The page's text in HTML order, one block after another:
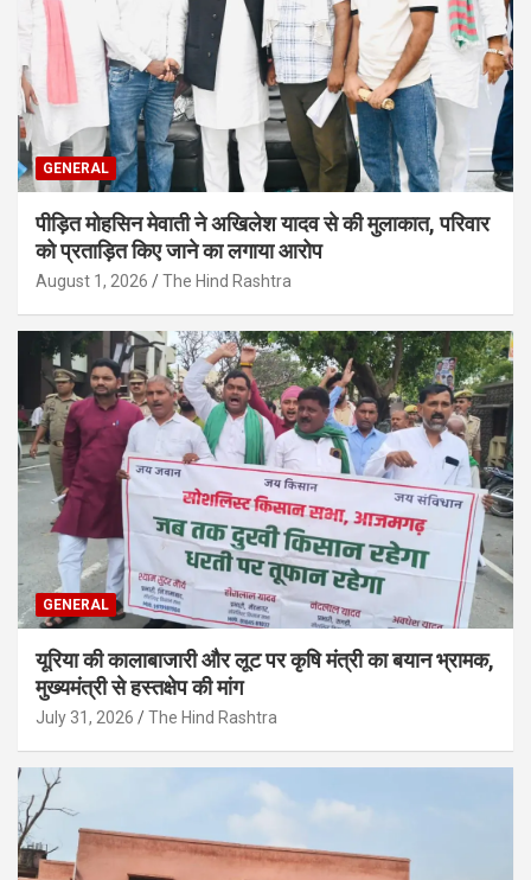
GENERAL
पीड़ित मोहसिन मेवाती ने अखिलेश यादव से की मुलाकात, परिवार
को प्रताड़ित किए जाने का लगाया आरोप
August 1, 2026 The Hind Rashtra
GENERAL
यूरिया की कालाबाजारी और लूट पर कृषि मंत्री का बयान भ्रामक,
मुख्यमंत्री से हस्तक्षेप की मांग
July 31, 2026 The Hind Rashtra